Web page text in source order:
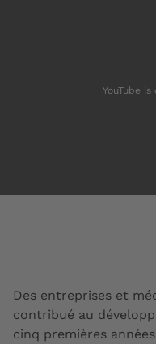
YouTube
Des entreprises et
contribué au
cinq premières